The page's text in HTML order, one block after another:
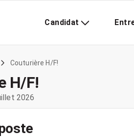
Candidat
Couturière H/F!
H/F!
2026